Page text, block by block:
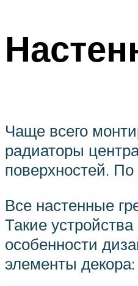
Чаще всего
радиаторы
поверхностей.
Все настенные
Такие
особенности
элементы